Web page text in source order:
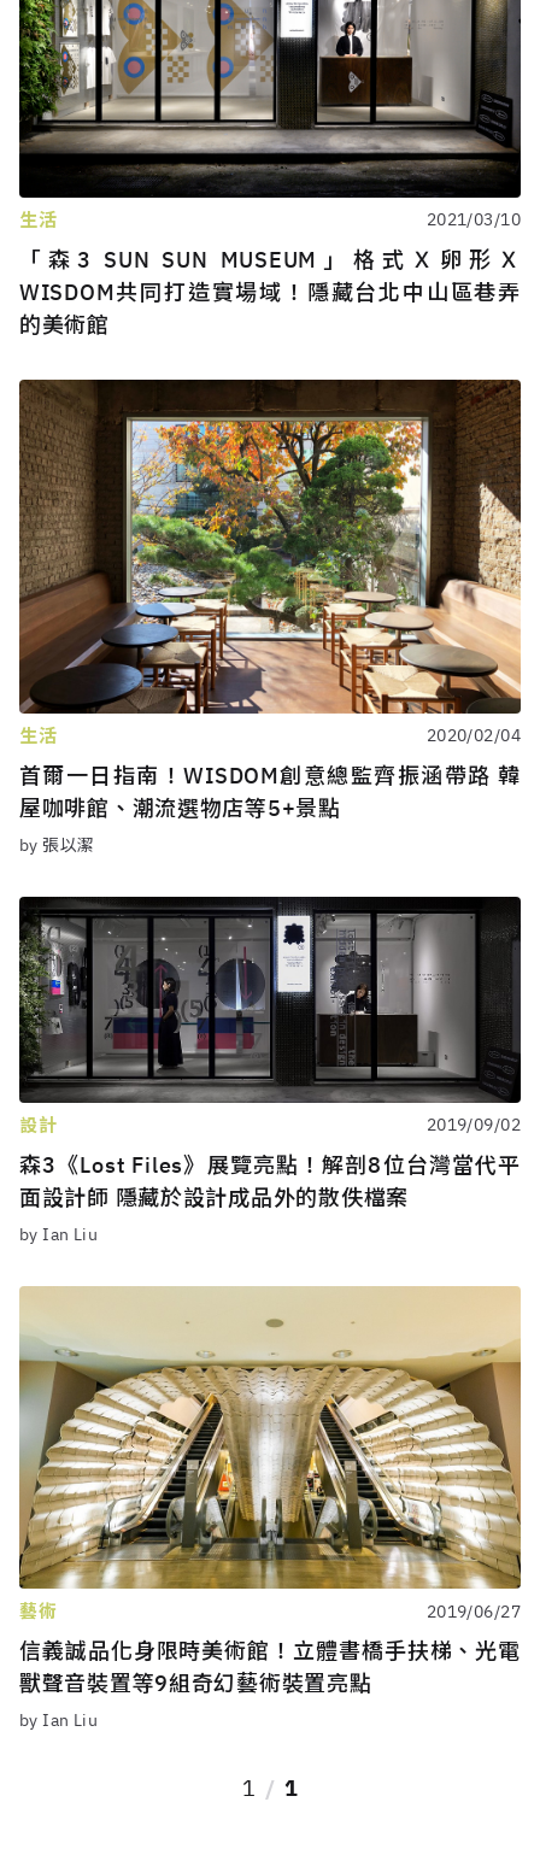
生活 2021/03/10
「森3 SUN SUN MUSEUM」格式Ｘ卵形Ｘ
WISDOM共同打造實場域！隱藏台北中山區巷弄
的美術館
生活 2020/02/04
首爾一日指南！WISDOM創意總監齊振涵帶路 韓
屋咖啡館、潮流選物店等5+景點
by 張以潔
設計 2019/09/02
森3《Lost Files》展覽亮點！解剖8位台灣當代平
面設計師 隱藏於設計成品外的散佚檔案
by Ian Liu
藝術 2019/06/27
信義誠品化身限時美術館！立體書橋手扶梯、光電
獸聲音裝置等9組奇幻藝術裝置亮點
by Ian Liu
1 1